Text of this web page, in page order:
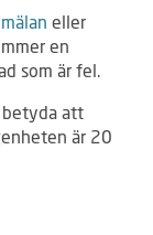
eller
en
som är fel.
betyda att
är 20